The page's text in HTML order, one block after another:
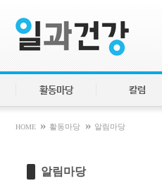
활동마당 칼럼
HOME » 활동마당 » 알림마당
알림마당